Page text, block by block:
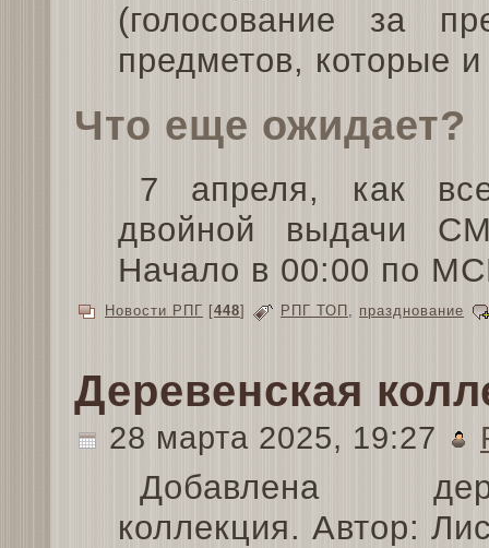
(голосование за
предметов, которые
Что еще ожидает?
7 апреля, как
двойной выдачи
Начало в 00:00 по
Новости РПГ [448] РПГ ТОП , празднование
Деревенская
28 марта 2025, 19:27
Добавлена
коллекция. Автор: